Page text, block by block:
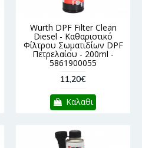
Wurth DPF Filter Clean
Diesel - Καθαριστικό
Φίλτρου Σωματιδίων DPF
Πετρελαίου - 200ml -
5861900055
11,20€
Καλαθι